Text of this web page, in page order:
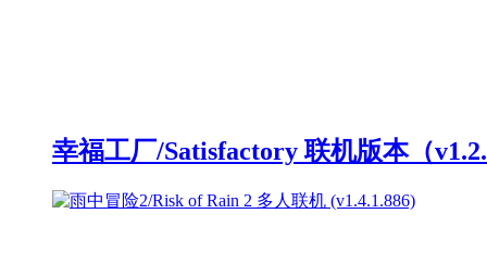
幸福工厂/Satisfactory 联机版本（